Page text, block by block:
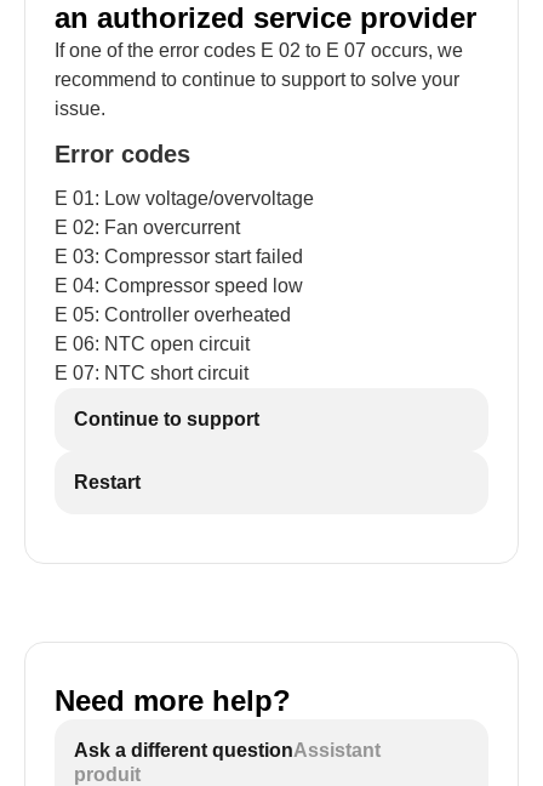
an authorized service provider
If one of the error codes E 02 to E 07 occurs, we
recommend to continue to support to solve your
issue.
Error codes
E 01: Low voltage/overvoltage
E 02: Fan overcurrent
E 03: Compressor start failed
E 04: Compressor speed low
E 05: Controller overheated
E 06: NTC open circuit
E 07: NTC short circuit
Continue to support
Restart
Need more help?
Ask a different questionAssistant
produit